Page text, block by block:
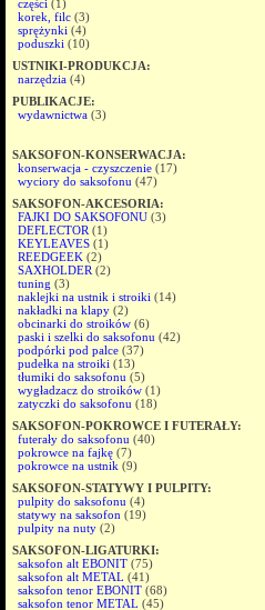
części (1)
korek, filc (3)
sprężynki (4)
poduszki (10)
USTNIKI-PRODUKCJA:
narzędzia (4)
PUBLIKACJE:
wydawnictwa (3)
SAKSOFON-KONSERWACJA:
konserwacja - czyszczenie (17)
wyciory do saksofonu (47)
SAKSOFON-AKCESORIA:
FAJKI DO SAKSOFONU (3)
DEFLECTOR (1)
KEYLEAVES (1)
REEDGEEK (2)
SAXHOLDER (2)
tuning (3)
naklejki na ustnik i stroiki (14)
nakładki na klapy (2)
obcinarki do stroików (6)
paski i szelki do saksofonu (42)
podpórki pod palce (37)
pudełka na stroiki (13)
tłumiki do saksofonu (5)
wygładzacz do stroików (1)
zatyczki do saksofonu (18)
SAKSOFON-POKROWCE I FUTERAŁY:
futerały do saksofonu (40)
pokrowce na fajkę (7)
pokrowce na ustnik (9)
SAKSOFON-STATYWY I PULPITY:
pulpity do saksofonu (4)
statywy na saksofon (19)
pulpity na nuty (2)
SAKSOFON-LIGATURKI:
saksofon alt EBONIT (75)
saksofon alt METAL (41)
saksofon tenor EBONIT (68)
saksofon tenor METAL (45)